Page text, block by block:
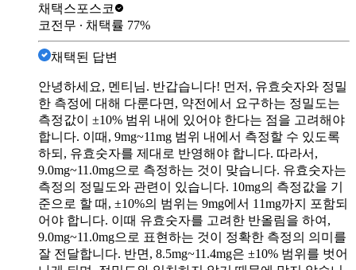
채택스포스코
코전무 ∙ 채택률 77%
채택된 답변
안녕하세요, 멘티님. 반갑습니다! 먼저, 유효숫자와 정밀
한 측정에 대해 다룬다면, 약전에서 요구하는 정밀도는
측정값이 ±10% 범위 내에 있어야 한다는 점을 고려해야
합니다. 이때, 9mg~11mg 범위 내에서 측정할 수 있도록
하되, 유효숫자를 제대로 반영해야 합니다. 따라서,
9.0mg~11.0mg으로 측정하는 것이 맞습니다. 유효숫자는
측정의 정밀도와 관련이 있습니다. 10mg의 측정값을 기
준으로 할 때, ±10%의 범위는 9mg에서 11mg까지 포함되
어야 합니다. 이때 유효숫자를 고려한 반올림을 하여,
9.0mg~11.0mg으로 표현하는 것이 정확한 측정의 의미를
잘 전달합니다. 반면, 8.5mg~11.4mg은 ±10% 범위를 벗어